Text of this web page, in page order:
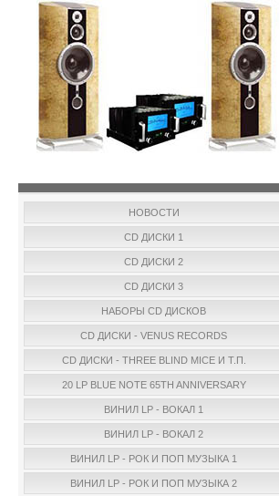
НОВОСТИ
CD ДИСКИ 1
CD ДИСКИ 2
CD ДИСКИ 3
НАБОРЫ CD ДИСКОВ
CD ДИСКИ - VENUS RECORDS
CD ДИСКИ - THREE BLIND MICE И Т.П.
20 LP BLUE NOTE 65TH ANNIVERSARY
ВИНИЛ LP - ВОКАЛ 1
ВИНИЛ LP - ВОКАЛ 2
ВИНИЛ LP - РОК И ПОП МУЗЫКА 1
ВИНИЛ LP - РОК И ПОП МУЗЫКА 2